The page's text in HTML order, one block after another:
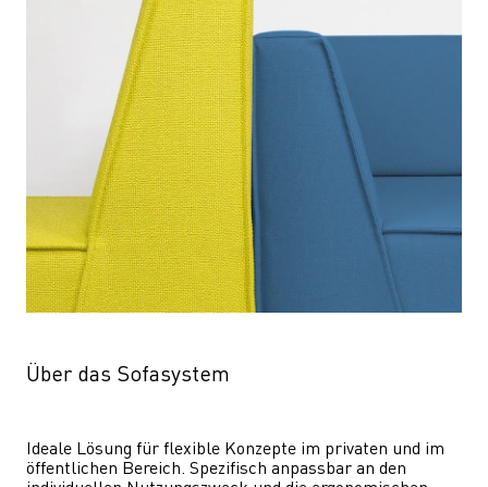
Über das Sofasystem
Ideale Lösung für flexible Konzepte im privaten und im
öffentlichen Bereich. Spezifisch anpassbar an den